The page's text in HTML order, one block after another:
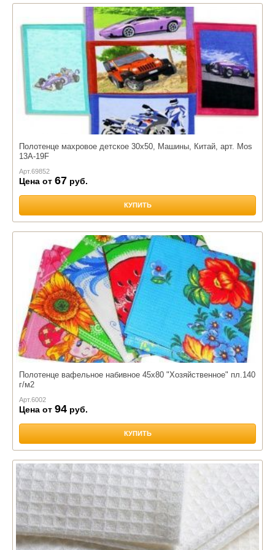
Полотенце махровое детское 30х50, Машины, Китай, арт. Mos
13A-19F
Арт.69852
Цена от 67 руб.
КУПИТЬ
Полотенце вафельное набивное 45х80 "Хозяйственное" пл.140
г/м2
Арт.6002
Цена от 94 руб.
КУПИТЬ